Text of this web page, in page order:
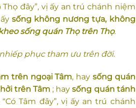
Thọ đây”, vị ấy an trú chánh niệm
sống không nương tựa, không
sống quán Thọ trên Thọ.
nhiếp phục tham ưu trên đời.
trên ngoại Tâm, hay sống quán
trên Tâm ; haysống quán tánh
“Có Tâm đây”, vị ấy an trú chánh